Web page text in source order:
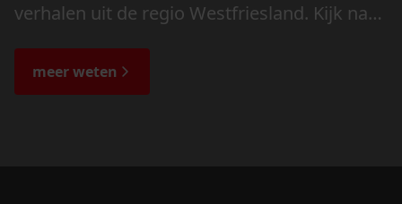
verhalen uit de regio Westfriesland. Kijk naar
de bijzondere verhalen.
meer weten